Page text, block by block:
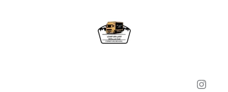
Instagram